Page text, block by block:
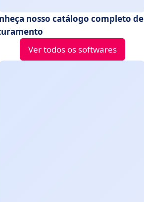
nosso catálogo completo de
Ver todos os softwares